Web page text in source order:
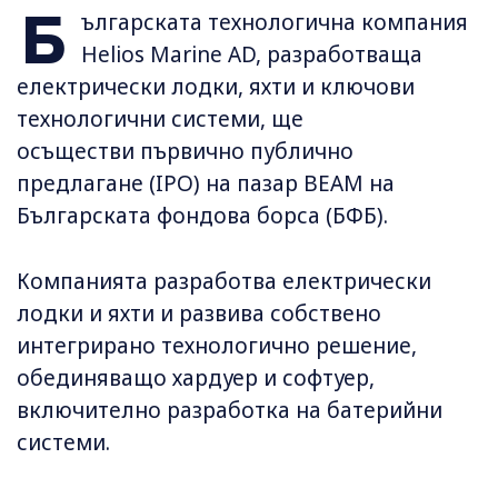
Б ългарската технологична компания
Helios Marine AD, разработваща
електрически лодки, яхти и ключови
технологични системи, ще
осъществи първично публично
предлагане (IPO) на пазар BEAM на
Българската фондова борса (БФБ).
Компанията разработва електрически
лодки и яхти и развива собствено
интегрирано технологично решение,
обединяващо хардуер и софтуер,
включително разработка на батерийни
системи.